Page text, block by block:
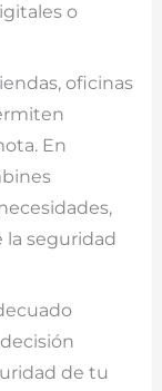
o
oficinas
En
seguridad
de tu